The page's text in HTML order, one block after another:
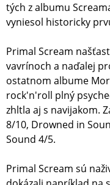
tých z albumu
vyniesol historicky
Primal Scream
vavrínoch a naďalej
ostatnom albume
rock'n'roll plný
zhltla aj s navijakom.
8/10, Drowned in
Sound 4/5.
Primal Scream sú